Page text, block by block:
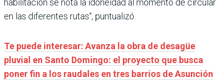
habilitación se nota la idoneidad al momento de circular
en las diferentes rutas“, puntualizó.
Te puede interesar: Avanza la obra de desagüe
pluvial en Santo Domingo: el proyecto que busca
poner fin a los raudales en tres barrios de Asunción